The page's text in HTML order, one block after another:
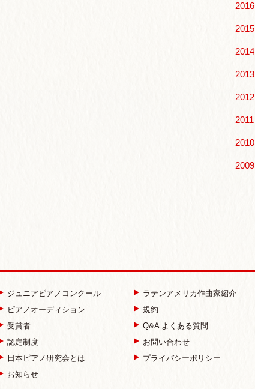
2016
2015
2014
2013
2012
2011
2010
2009
piano association | ピアノコンクール オーディション
ジュニアピアノコンクール
ピアノオーディション
受賞者
認定制度
日本ピアノ研究会とは
お知らせ
ラテンアメリカ作曲家紹介
規約
Q&A よくある質問
お問い合わせ
プライバシーポリシー